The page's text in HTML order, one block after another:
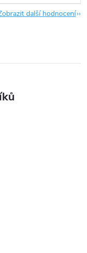
další hodnocení